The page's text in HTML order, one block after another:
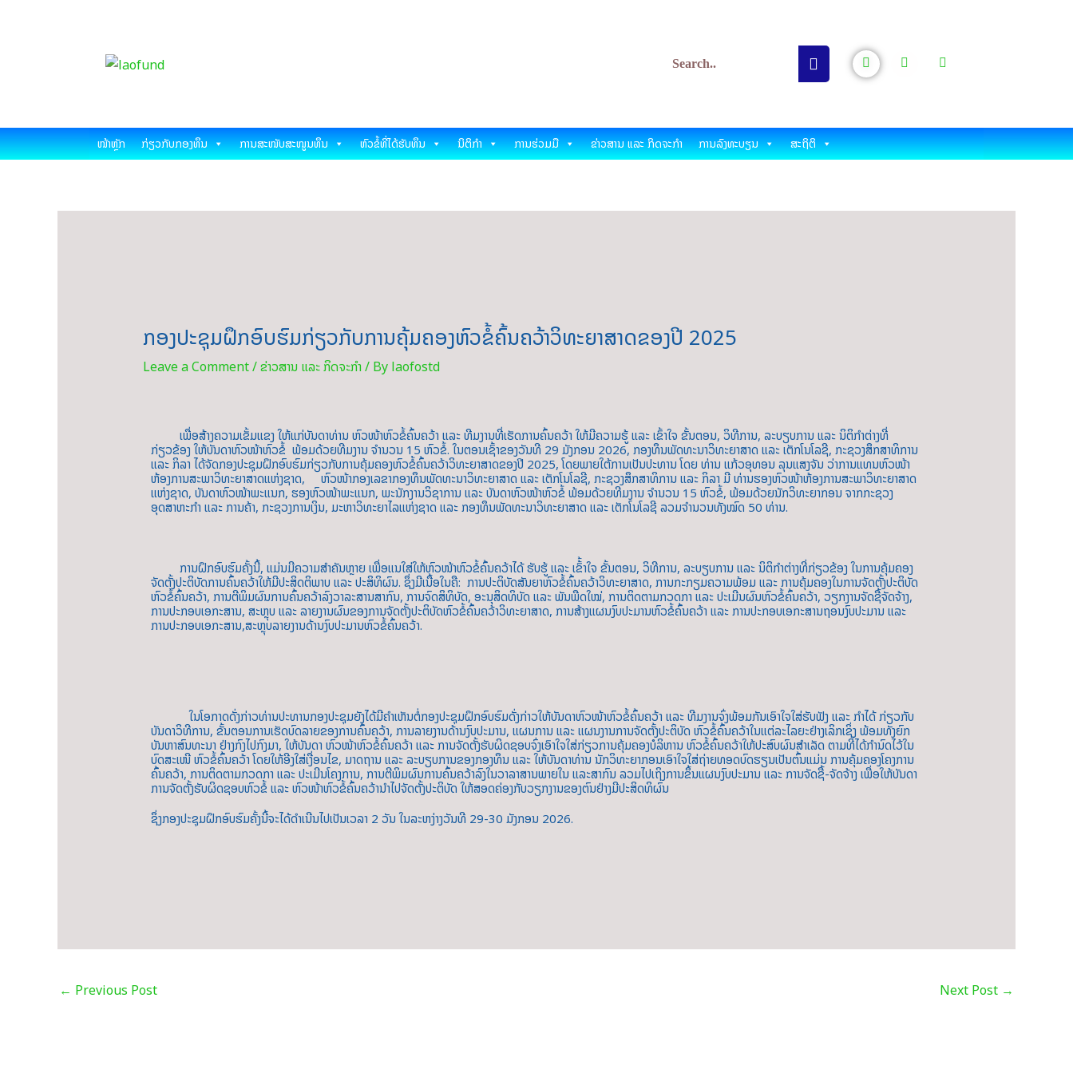
ໜ້າຫຼັກ ກ່ຽວກັບກອງທຶນ ການສະໜັບສະໜູນທຶນ ຫົວຂໍ້ທີ່ໄດ້ຮັບທຶນ ນິຕິກຳ ການຮ່ວມມື ຂ່າວສານ ແລະ ກິດຈະກຳ ການລົງທະບຽນ ສະຖິຕິ
ກອງປະຊຸມຝຶກອົບຮົມກ່ຽວກັບການຄຸ້ມຄອງຫົວຂໍ້ຄົ້ນຄວ້າວິທະຍາສາດຂອງປີ 2025
Leave a Comment/ຂ່າວສານ ແລະ ກິດຈະກຳ/ Bylaofostd
ເພື່ອສ້າງຄວາມເຂັ້ມແຂງ ໃຫ້ແກ່ບັນດາທ່ານ ຫົວໜ້າຫົວຂໍ້ຄົ້ນຄວ້າ ແລະ ທີມງານທີ່ເຮັດການຄົ້ນຄວ້າ ໃຫ້ມີຄວາມຮູ້ ແລະ ເຂົ້າໃຈ ຂັ້ນຕອນ, ວິທີການ, ລະບຽບການ ແລະ ນິຕິກຳຕ່າງທີ່
ກ່ຽວຂ້ອງ ໃຫ້ບັນດາຫົວໜ້າຫົວຂໍ້ ພ້ອມດ້ວຍທີມງານ ຈຳນວນ 15 ຫົວຂໍ້. ໃນຕອນເຊົ້າຂອງວັນທີ 29 ມັງກອນ 2026, ກອງທຶນພັດທະນາວິທະຍາສາດ ແລະ ເຕັກໂນໂລຊີ, ກະຊວງສຶກສາທິການ
ແລະ ກິລາ ໄດ້ຈັດກອງປະຊຸມຝຶກອົບຮົມກ່ຽວກັບການຄຸ້ມຄອງຫົວຂໍ້ຄົ້ນຄວ້າວິທະຍາສາດຂອງປີ 2025, ໂດຍພາຍໃຕ້ການເປັນປະທານ ໂດຍ ທ່ານ ແກ້ວອຸທອນ ລຸນແສງຈັນ ວ່າການແທນຫົວໜ້າ
ຫ້ອງການສະພາວິທະຍາສາດແຫ່ງຊາດ, ຫົວໜ້າກອງເລຂາກອງທຶນພັດທະນາວິທະຍາສາດ ແລະ ເຕັກໂນໂລຊີ, ກະຊວງສຶກສາທິການ ແລະ ກິລາ ມີ ທ່ານຮອງຫົວໜ້າຫ້ອງການສະພາວິທະຍາສາດ
ແຫ່ງຊາດ, ບັນດາຫົວໜ້າພະແນກ, ຮອງຫົວໜ້າພະແນກ, ພະນັກງານວິຊາການ ແລະ ບັນດາຫົວໜ້າຫົວຂໍ້ ພ້ອມດ້ວຍທີມງານ ຈຳນວນ 15 ຫົວຂໍ້, ພ້ອມດ້ວຍນັກວິທະຍາກອນ ຈາກກະຊວງ
ອຸດສາຫະກຳ ແລະ ການຄ້າ, ກະຊວງການເງິນ, ມະຫາວິທະຍາໄລແຫ່ງຊາດ ແລະ ກອງທຶນພັດທະນາວິທະຍາສາດ ແລະ ເຕັກໂນໂລຊີ ລວມຈຳນວນທັງໝົດ 50 ທ່ານ.
ການຝຶກອົບຮົມຄັ້ງນີ້, ແມ່ນມີຄວາມສໍາຄັນຫຼາຍ ເພື່ອແນໃສ່ໃຫ້ຫົວໜ້າຫົວຂໍ້ຄົ້ນຄວ້າໄດ້ ຮັບຮູ້ ແລະ ເຂົ້້າໃຈ ຂັ້ນຕອນ, ວິທີການ, ລະບຽບການ ແລະ ນິຕິກຳຕ່າງທີ່ກ່ຽວຂ້ອງ ໃນການຄຸ້ມຄອງ
ຈັດຕັ້ງປະຕິບັດການຄົ້ນຄວ້າໃຫ້ມີປະສິດຕິພາບ ແລະ ປະສິທິຜົນ. ຊຶ່ງມີເນື້ອໃນຄື: ການປະຕິບັດສັນຍາຫົວຂໍ້ຄົ້ນຄວ້າວິທະຍາສາດ, ການກະກຽມຄວາມພ້ອມ ແລະ ການຄຸ້ມຄອງໃນການຈັດຕັ້ງປະຕິບັດ
ຫົວຂໍ້ຄົ້ນຄວ້າ, ການຕີພິມຜົນການຄົ້ນຄວ້າລົງວາລະສານສາກົນ, ການຈົດສິທິບັດ, ອະນຸສິດທິບັດ ແລະ ພັນພືດໃໝ່, ການຕິດຕາມກວດກາ ແລະ ປະເມີນຜົນຫົວຂໍ້ຄົ້ນຄວ້າ, ວຽກງານຈັດຊື້ຈັດຈ້າງ,
ການປະກອບເອກະສານ, ສະຫຼຸບ ແລະ ລາຍງານຜົນຂອງການຈັດຕັ້ງປະຕິບັດຫົວຂໍ້ຄົ້ນຄວ້າວິທະຍາສາດ, ການສ້າງແຜນງົບປະມານຫົວຂໍ້ຄົ້ນຄວ້າ ແລະ ການປະກອບເອກະສານຖອນງົບປະມານ ແລະ
ການປະກອບເອກະສານ,ສະຫຼຸບລາຍງານດ້ານງົບປະມານຫົວຂໍ້ຄົ້ນຄວ້າ.
ໃນໂອກາດດັ່ງກ່າວທ່ານປະທານກອງປະຊຸມຍັງໄດ້ມີຄຳເຫັນຕໍ່ກອງປະຊຸມຝຶກອົບຮົມດັ່ງກ່າວໃຫ້ບັນດາຫົວໜ້າຫົວຂໍ້ຄົ້ນຄວ້າ ແລະ ທີມງານຈົ່ງພ້ອມກັນເອົາໃຈໃສ່ຮັບຟັງ ແລະ ກຳໄດ້ ກ່ຽວກັບ
ບັນດາວິທີການ, ຂັ້ນຕອນການເຮັດບົດລາຍຂອງການຄົ້ນຄວ້າ, ການລາຍງານດ້ານງົບປະມານ, ແຜນການ ແລະ ແຜນງານການຈັດຕັ້ງປະຕິບັດ ຫົວຂໍ້ຄົ້ນຄວ້າໃນແຕ່ລະໄລຍະຢ່າງເລິກເຊິ່ງ ພ້ອມທັງຍົກ
ບັນຫາສົນທະນາ ຢ່າງກົງໄປກົງມາ, ໃຫ້ບັນດາ ຫົວໜ້າຫົວຂໍ້ຄົ້ນຄວ້າ ແລະ ການຈັດຕັ້ງຮັບຜິດຊອບຈົ່ງເອົາໃຈໃສ່ກ່ຽວການຄຸ້ມຄອງບໍລິຫານ ຫົວຂໍ້ຄົ້ນຄວ້າໃຫ້ປະສົບຜົນສຳເລັດ ຕາມທີ່ໄດ້ກຳນົດໄວ້ໃນ
ບົດສະເໜີ ຫົວຂໍ້ຄົ້ນຄວ້າ ໂດຍໃຫ້ອີງໃສ່ເງື່ອນໄຂ, ມາດຖານ ແລະ ລະບຽບການຂອງກອງທຶນ ແລະ ໃຫ້ບັນດາທ່ານ ນັກວິທະຍາກອນເອົາໃຈໃສ່ຖ່າຍທອດບົດຮຽນເປັນຕົ້ນແມ່ນ ການຄຸ້ມຄອງໂຄງການ
ຄົ້ນຄວ້າ, ການຕິດຕາມກວດກາ ແລະ ປະເມີນໂຄງການ, ການຕີພິມຜົນການຄົ້ນຄວ້າລົງໃນວາລາສານພາຍໃນ ແລະສາກົນ ລວມໄປເຖິງການຂຶ້ນແຜນງົບປະມານ ແລະ ການຈັດຊື້-ຈັດຈ້າງ ເພື່ອໃຫ້ບັນດາ
ການຈັດຕັ້ງຮັບຜິດຊອບຫົວຂໍ້ ແລະ ຫົວໜ້າຫົວຂໍ້ຄົ້ນຄວ້ານຳໄປຈັດຕັ້ງປະຕິບັດ ໃຫ້ສອດຄ່ອງກັບວຽກງານຂອງຕົນຢ່າງມີປະສິດທິຜົນ
ຊຶ່ງກອງປະຊຸມຝຶກອົບຮົມຄັ້ງນີ້ຈະໄດ້ດຳເນີນໄປເປັນເວລາ 2 ວັນ ໃນລະຫງ່າງວັນທີ 29-30 ມັງກອນ 2026.
← Previous Post Next Post →